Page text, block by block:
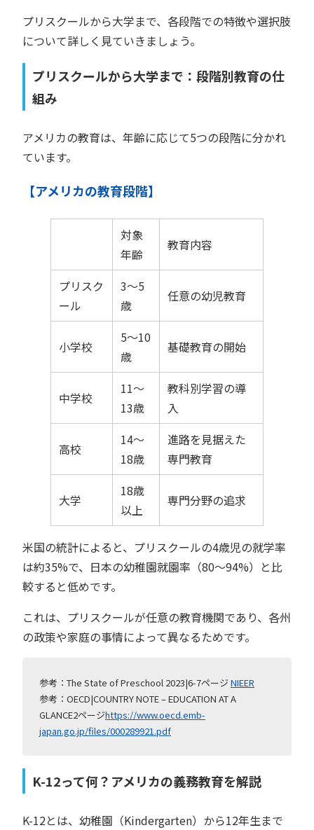
プリスクールから大学まで、各段階での特徴や選択肢
について詳しく見ていきましょう。
プリスクールから大学まで：段階別教育の仕
組み
アメリカの教育は、年齢に応じて5つの段階に分かれ
ています。
【アメリカの教育段階】
対象
年齢
教育内容
プリスク
ール
3～5
歳
任意の幼児教育
小学校
5～10
歳
基礎教育の開始
中学校
11～
13歳
教科別学習の導
入
高校
14～
18歳
進路を見据えた
専門教育
大学
18歳
以上
専門分野の追求
米国の統計によると、プリスクールの4歳児の就学率
は約35%で、日本の幼稚園就園率（80〜94%）と比
較すると低めです。
これは、プリスクールが任意の教育機関であり、各州
の政策や家庭の事情によって異なるためです。
参考：The State of Preschool 2023|6-7ページ NIEER
参考：OECD|COUNTRY NOTE – EDUCATION AT A
GLANCE2ページhttps://www.oecd.emb-
japan.go.jp/files/000289921.pdf
K-12って何？アメリカの義務教育を解説
K-12とは、幼稚園（Kindergarten）から12年生まで